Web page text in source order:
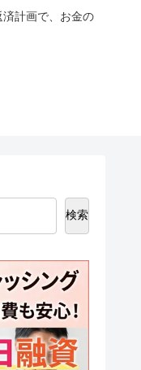
計画で、お金の
検索